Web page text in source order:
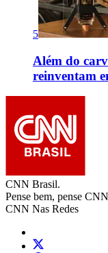
5
Além do
reinventam
CNN Brasil.
Pense bem, pense
CNN Nas Redes